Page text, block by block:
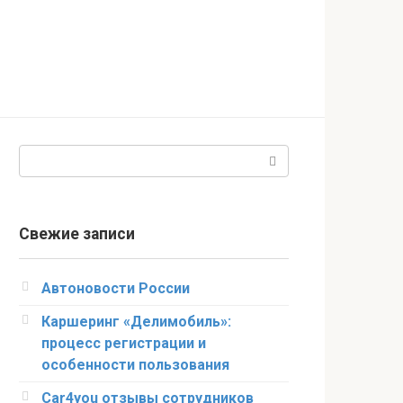
Свежие записи
Автоновости России
Каршеринг «Делимобиль»:
процесс регистрации и
особенности пользования
Car4you отзывы сотрудников